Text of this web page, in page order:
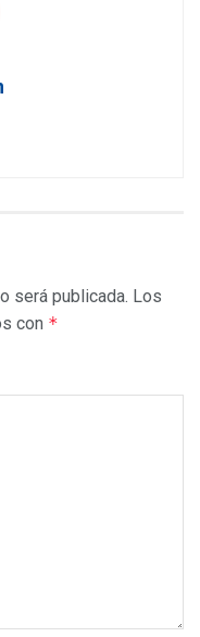
será publicada. Los
con *